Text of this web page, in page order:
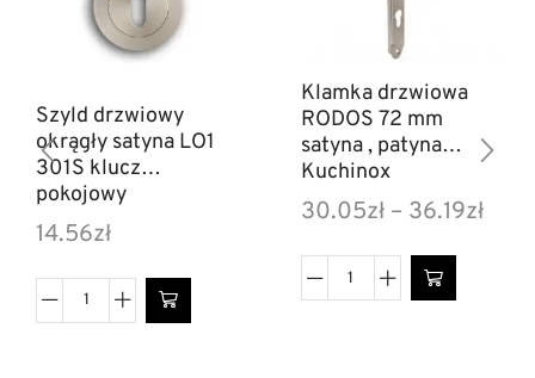
Szyld drzwiowy
okrągły satyna LO1
301S klucz
pokojowy
14.56zł
Klamka drzwiowa
RODOS 72 mm
satyna , patyna
Kuchinox
30.05zł – 36.19zł